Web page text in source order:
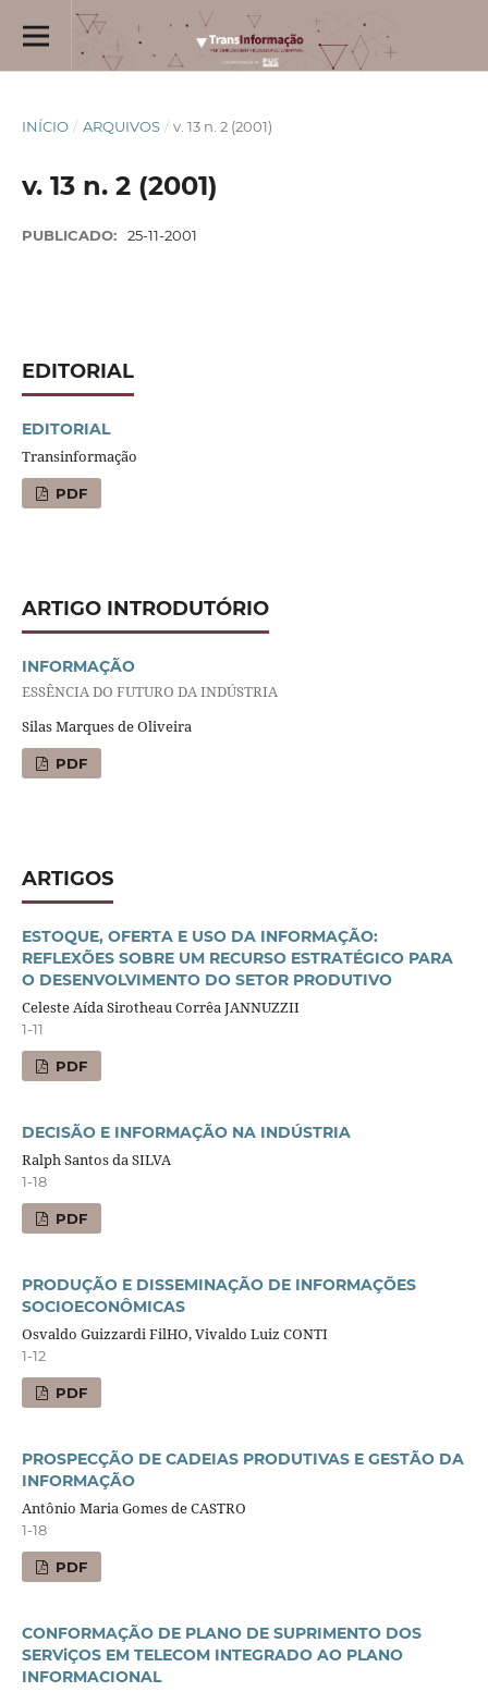
INÍCIO / ARQUIVOS / v. 13 n. 2 (2001)
v. 13 n. 2 (2001)
PUBLICADO: 25-11-2001
EDITORIAL
EDITORIAL
Transinformação
PDF
ARTIGO INTRODUTÓRIO
INFORMAÇÃO
ESSÊNCIA DO FUTURO DA INDÚSTRIA
Silas Marques de Oliveira
PDF
ARTIGOS
ESTOQUE, OFERTA E USO DA INFORMAÇÃO:
REFLEXÕES SOBRE UM RECURSO ESTRATÉGICO PARA
O DESENVOLVIMENTO DO SETOR PRODUTIVO
Celeste Aída Sirotheau Corrêa JANNUZZII
1-11
PDF
DECISÃO E INFORMAÇÃO NA INDÚSTRIA
Ralph Santos da SILVA
1-18
PDF
PRODUÇÃO E DISSEMINAÇÃO DE INFORMAÇÕES
SOCIOECONÔMICAS
Osvaldo Guizzardi FilHO, Vivaldo Luiz CONTI
1-12
PDF
PROSPECÇÃO DE CADEIAS PRODUTIVAS E GESTÃO DA
INFORMAÇÃO
Antônio Maria Gomes de CASTRO
1-18
PDF
CONFORMAÇÃO DE PLANO DE SUPRIMENTO DOS
SERViÇOS EM TELECOM INTEGRADO AO PLANO
INFORMACIONAL